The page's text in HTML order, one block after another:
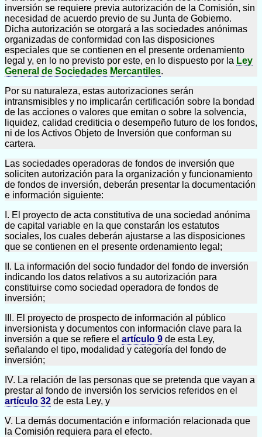
inversión se requiere previa autorización de la Comisión, sin
necesidad de acuerdo previo de su Junta de Gobierno.
Dicha autorización se otorgará a las sociedades anónimas
organizadas de conformidad con las disposiciones
especiales que se contienen en el presente ordenamiento
legal y, en lo no previsto por este, en lo dispuesto por la Ley
General de Sociedades Mercantiles.
Por su naturaleza, estas autorizaciones serán
intransmisibles y no implicarán certificación sobre la bondad
de las acciones o valores que emitan o sobre la solvencia,
liquidez, calidad crediticia o desempeño futuro de los fondos,
ni de los Activos Objeto de Inversión que conforman su
cartera.
Las sociedades operadoras de fondos de inversión que
soliciten autorización para la organización y funcionamiento
de fondos de inversión, deberán presentar la documentación
e información siguiente:
I. El proyecto de acta constitutiva de una sociedad anónima
de capital variable en la que constarán los estatutos
sociales, los cuales deberán ajustarse a las disposiciones
que se contienen en el presente ordenamiento legal;
II. La información del socio fundador del fondo de inversión
indicando los datos relativos a su autorización para
constituirse como sociedad operadora de fondos de
inversión;
III. El proyecto de prospecto de información al público
inversionista y documentos con información clave para la
inversión a que se refiere el artículo 9 de esta Ley,
señalando el tipo, modalidad y categoría del fondo de
inversión;
IV. La relación de las personas que se pretenda que vayan a
prestar al fondo de inversión los servicios referidos en el
artículo 32 de esta Ley, y
V. La demás documentación e información relacionada que
la Comisión requiera para el efecto.